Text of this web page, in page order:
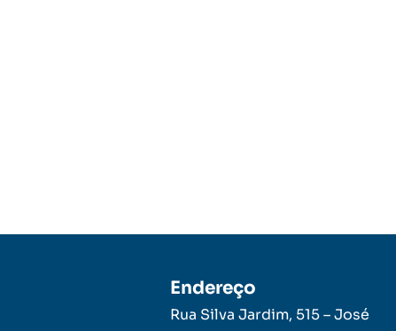
Endereço
Rua Silva Jardim, 515 – José